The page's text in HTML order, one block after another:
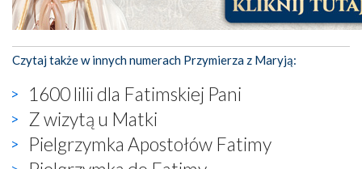
Czytaj także w innych numerach Przymierza z Maryją:
1600 lilii dla Fatimskiej Pani
Z wizytą u Matki
Pielgrzymka Apostołów Fatimy